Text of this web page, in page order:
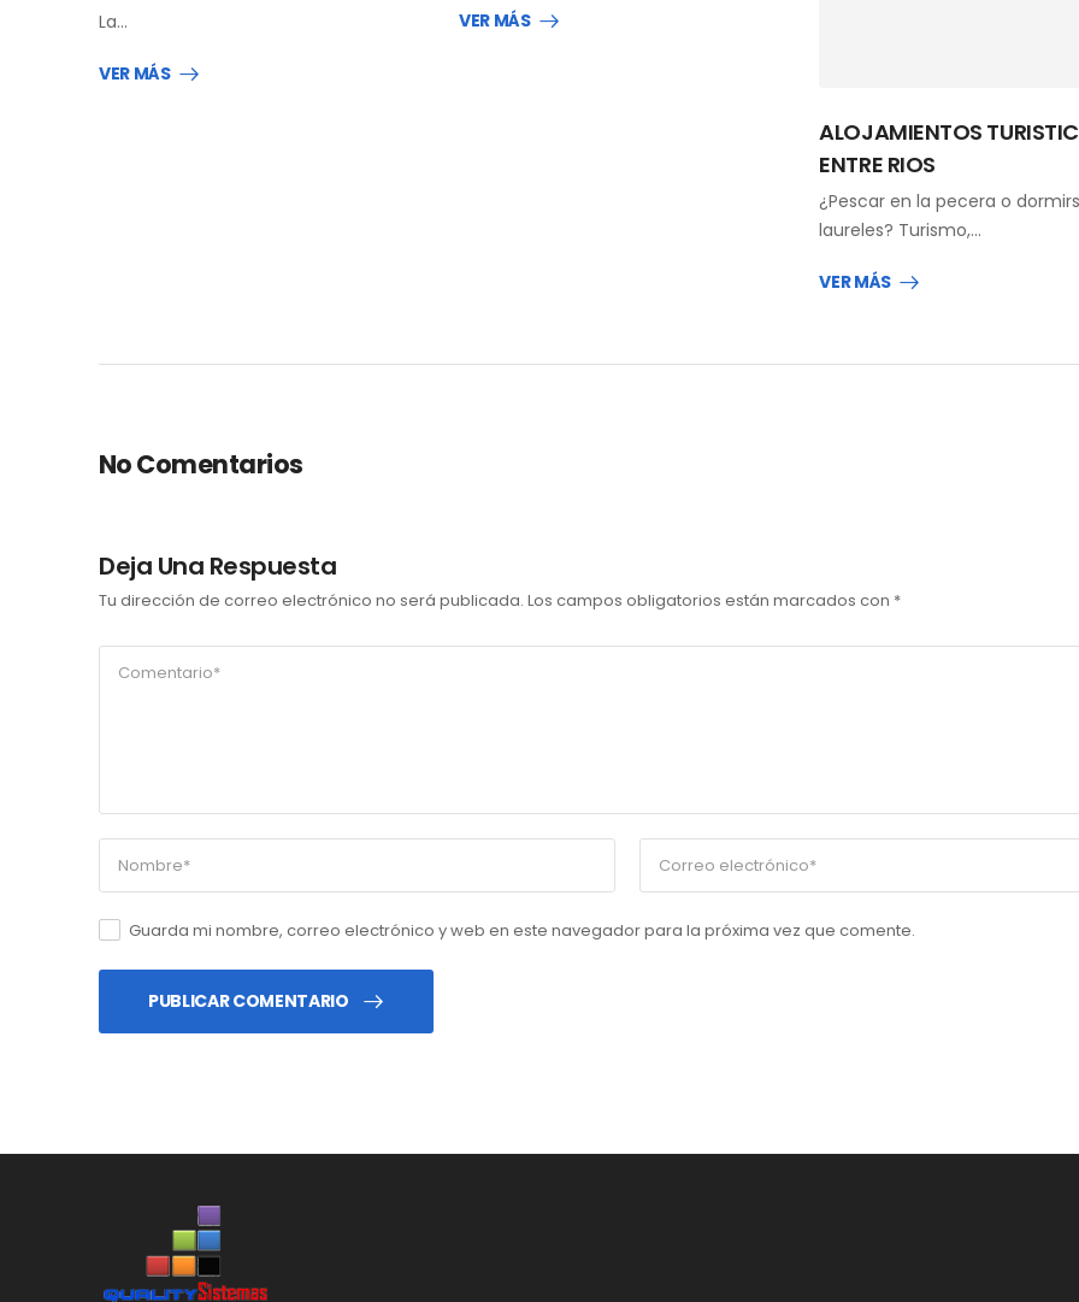
La…
VER MÁS
VER MÁS
ALOJAMIENTOS
ENTRE RIOS
¿Pescar en la pecera o
laureles? Turismo,…
VER MÁS
No Comentarios
Deja Una Respuesta
Tu dirección de correo electrónico no será publicada. Los campos obligatorios están marcados con *
Guarda mi nombre, correo electrónico y web en este navegador para la próxima vez que comente.
PUBLICAR COMENTARIO